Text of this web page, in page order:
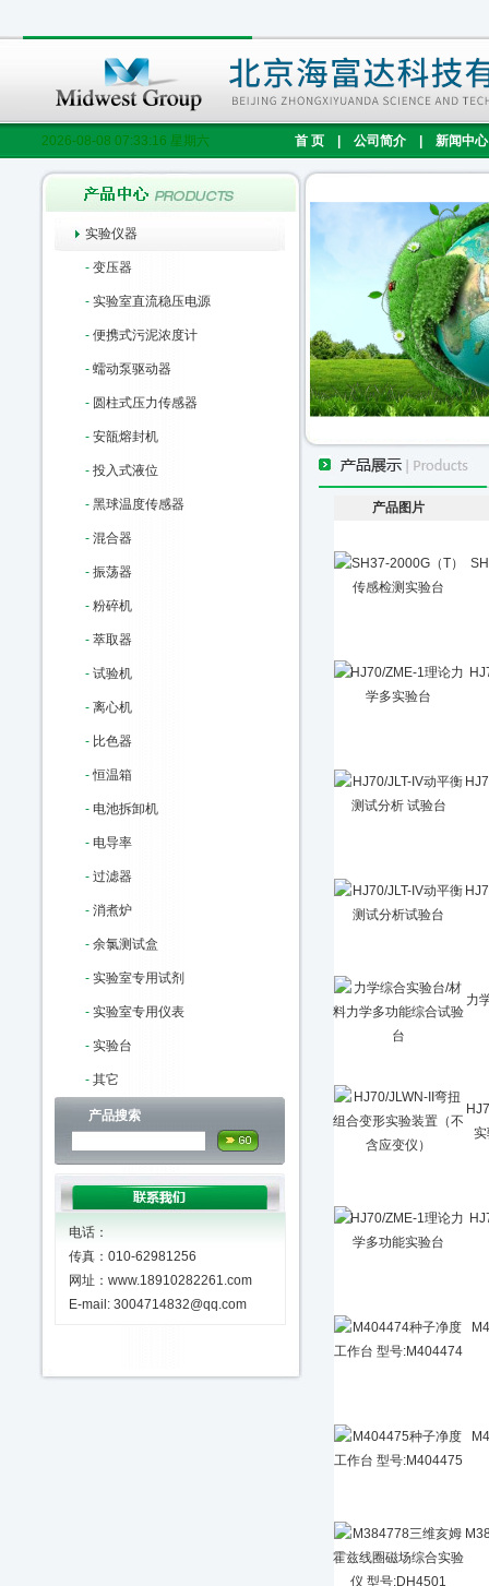
2026-08-08 07:33:16 星期六 首 页 公司简介 新闻中心
实验仪器
- 变压器
- 实验室直流稳压电源
- 便携式污泥浓度计
- 蠕动泵驱动器
- 圆柱式压力传感器
- 安瓿熔封机
- 投入式液位
- 黑球温度传感器
- 混合器
- 振荡器
- 粉碎机
- 萃取器
- 试验机
- 离心机
- 比色器
-恒温箱
- 电池拆卸机
- 电导率
- 过滤器
- 消煮炉
- 余氯测试盒
- 实验室专用试剂
- 实验室专用仪表
- 实验台
- 其它
产品搜索
电话：
传真：010-62981256
网址：www.18910282261.com
E-mail: 3004714832@qq.com
产品图片
力